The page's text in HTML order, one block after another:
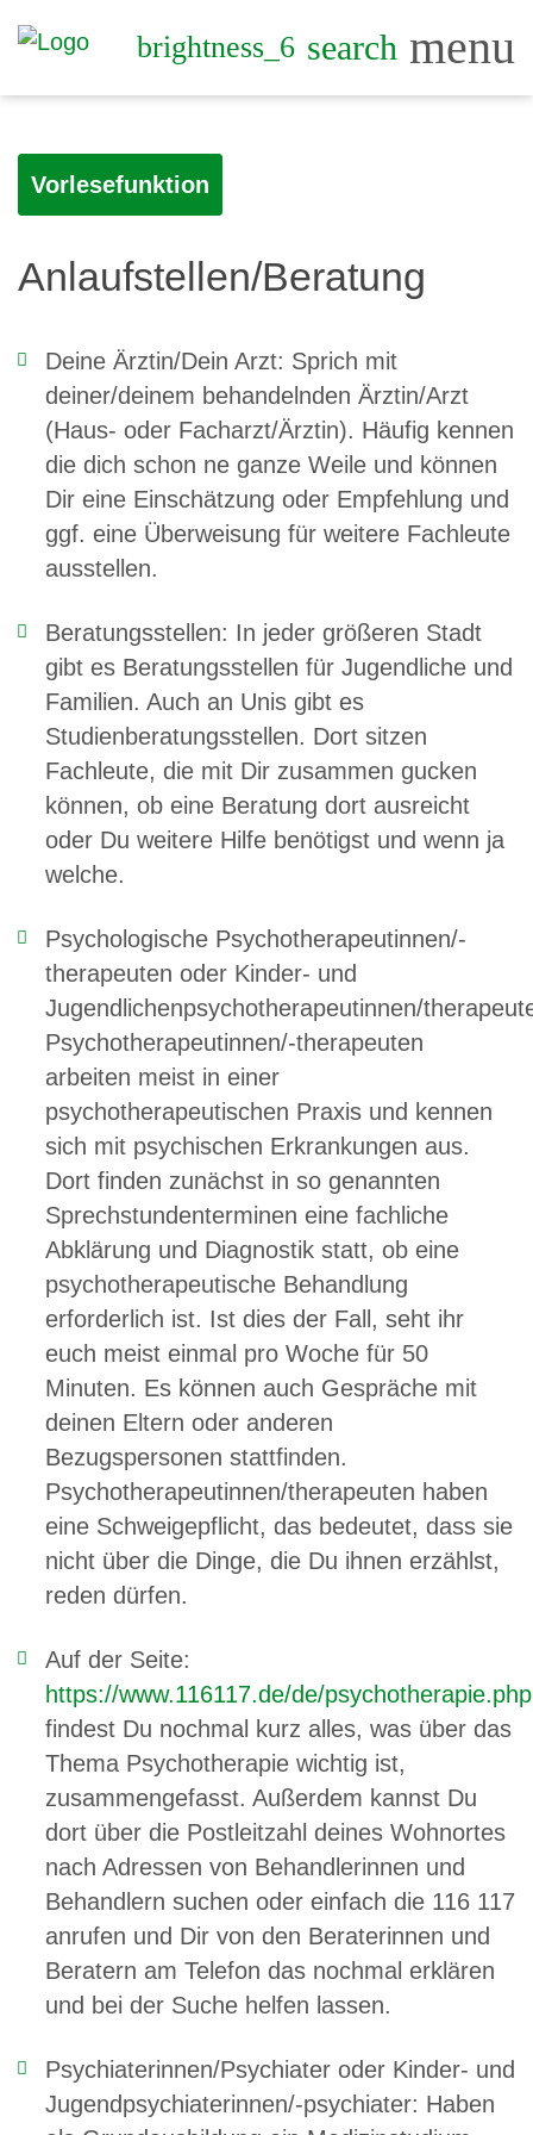
brightness_6 search menu
Vorlesefunktion
Anlaufstellen/Beratung
Deine Ärztin/Dein Arzt: Sprich mit
deiner/deinem behandelnden Ärztin/Arzt
(Haus- oder Facharzt/Ärztin). Häufig kennen
die dich schon ne ganze Weile und können
Dir eine Einschätzung oder Empfehlung und
ggf. eine Überweisung für weitere Fachleute
ausstellen.
Beratungsstellen: In jeder größeren Stadt
gibt es Beratungsstellen für Jugendliche und
Familien. Auch an Unis gibt es
Studienberatungsstellen. Dort sitzen
Fachleute, die mit Dir zusammen gucken
können, ob eine Beratung dort ausreicht
oder Du weitere Hilfe benötigst und wenn ja
welche.
Psychologische Psychotherapeutinnen/-
therapeuten oder Kinder- und
Jugendlichenpsychotherapeutinnen/
Psychotherapeutinnen/-therapeuten
arbeiten meist in einer
psychotherapeutischen Praxis und kennen
sich mit psychischen Erkrankungen aus.
Dort finden zunächst in so genannten
Sprechstundenterminen eine fachliche
Abklärung und Diagnostik statt, ob eine
psychotherapeutische Behandlung
erforderlich ist. Ist dies der Fall, seht ihr
euch meist einmal pro Woche für 50
Minuten. Es können auch Gespräche mit
deinen Eltern oder anderen
Bezugspersonen stattfinden.
Psychotherapeutinnen/therapeuten haben
eine Schweigepflicht, das bedeutet, dass sie
nicht über die Dinge, die Du ihnen erzählst,
reden dürfen.
Auf der Seite:
https://www.116117.de/de/psychotherapie.php
findest Du nochmal kurz alles, was über das
Thema Psychotherapie wichtig ist,
zusammengefasst. Außerdem kannst Du
dort über die Postleitzahl deines Wohnortes
nach Adressen von Behandlerinnen und
Behandlern suchen oder einfach die 116 117
anrufen und Dir von den Beraterinnen und
Beratern am Telefon das nochmal erklären
und bei der Suche helfen lassen.
Psychiaterinnen/Psychiater oder Kinder- und
Jugendpsychiaterinnen/-psychiater: Haben